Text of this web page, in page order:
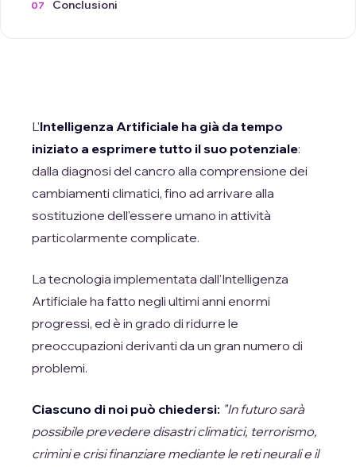
Conclusioni
L'Intelligenza Artificiale ha già da tempo
iniziato a esprimere tutto il suo potenziale:
dalla diagnosi del cancro alla comprensione dei
cambiamenti climatici, fino ad arrivare alla
sostituzione dell'essere umano in attività
particolarmente complicate.
La tecnologia implementata dall'Intelligenza
Artificiale ha fatto negli ultimi anni enormi
progressi, ed è in grado di ridurre le
preoccupazioni derivanti da un gran numero di
problemi.
Ciascuno di noi può chiedersi: "In futuro sarà
possibile prevedere disastri climatici, terrorismo,
crimini e crisi finanziare mediante le reti neurali e il